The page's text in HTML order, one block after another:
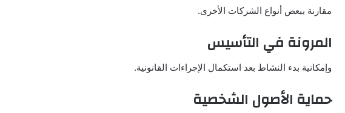
مقارنة ببعض أنواع الشركات الأخرى.
المرونة في التأسيس
وإمكانية بدء النشاط بعد استكمال الإجراءات القانونية.
حماية الأصول الشخصية